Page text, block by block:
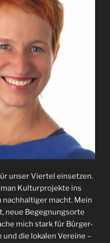
unser Viertel einsetzen.
Kulturprojekte ins
macht. Mein
neue Begegnungsorte
mich stark für Bürger-
die lokalen Vereine –